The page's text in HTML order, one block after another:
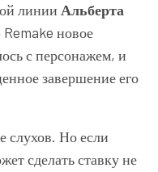
линии Альберта
новое
с персонажем, и
завершение его
слухов. Но если
сделать ставку не